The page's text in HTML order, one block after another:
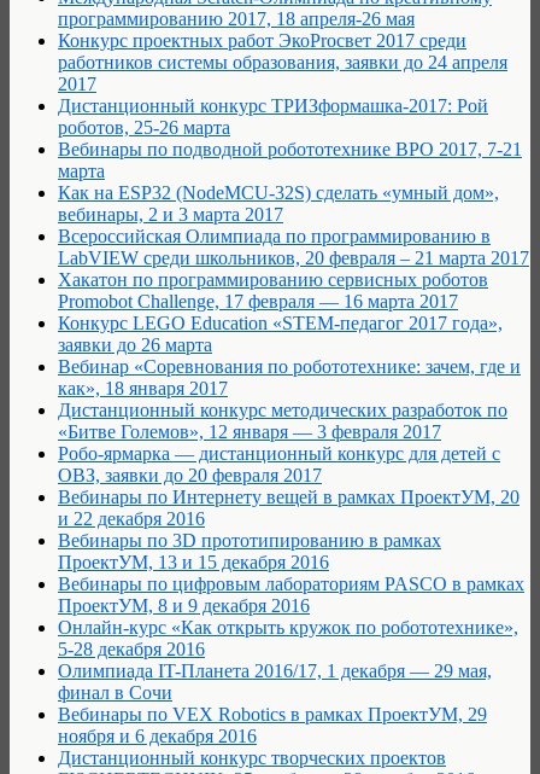
программированию 2017, 18 апреля-26 мая
Конкурс проектных работ ЭкоProсвет 2017 среди
работников системы образования, заявки до 24 апреля
2017
Дистанционный конкурс ТРИЗформашка-2017: Рой
роботов, 25-26 марта
Вебинары по подводной робототехнике ВРО 2017, 7-21
марта
Как на ESP32 (NodeMCU-32S) сделать «умный дом»,
вебинары, 2 и 3 марта 2017
Всероссийская Олимпиада по программированию в
LabVIEW среди школьников, 20 февраля – 21 марта 2017
Хакатон по программированию сервисных роботов
Promobot Challenge, 17 февраля — 16 марта 2017
Конкурс LEGO Education «STEM-педагог 2017 года»,
заявки до 26 марта
Вебинар «Соревнования по робототехнике: зачем, где и
как», 18 января 2017
Дистанционный конкурс методических разработок по
«Битве Големов», 12 января — 3 февраля 2017
Робо-ярмарка — дистанционный конкурс для детей с
ОВЗ, заявки до 20 февраля 2017
Вебинары по Интернету вещей в рамках ПроектУМ, 20
и 22 декабря 2016
Вебинары по 3D прототипированию в рамках
ПроектУМ, 13 и 15 декабря 2016
Вебинары по цифровым лабораториям PASCO в рамках
ПроектУМ, 8 и 9 декабря 2016
Онлайн-курс «Как открыть кружок по робототехнике»,
5-28 декабря 2016
Олимпиада IT-Планета 2016/17, 1 декабря — 29 мая,
финал в Сочи
Вебинары по VEX Robotics в рамках ПроектУМ, 29
ноября и 6 декабря 2016
Дистанционный конкурс творческих проектов